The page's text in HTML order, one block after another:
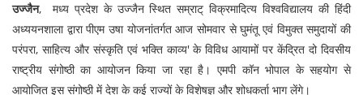
उज्जैन, मध्य प्रदेश के उज्जैन स्थित सम्राट् विक्रमादित्य विश्वविद्यालय की हिंदी
अध्ययनशाला द्वारा पीएम उषा योजनांतर्गत आज सोमवार से घुमंतू एवं विमुक्त समुदायों की
परंपरा, साहित्य और संस्कृति एवं भक्ति काव्य' के विविध आयामों पर केंद्रित दो दिवसीय
राष्ट्रीय संगोष्ठी का आयोजन किया जा रहा है। एमपी कॉन भोपाल के सहयोग से
आयोजित इस संगोष्ठी में देश के कई राज्यों के विशेषज्ञ और शोधकर्ता भाग लेंगे।